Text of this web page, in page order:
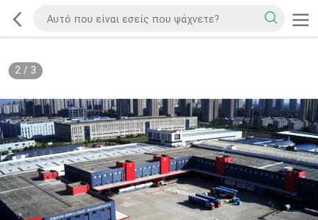
2/ 3